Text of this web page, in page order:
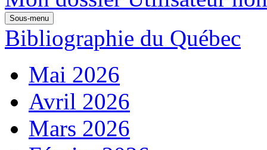
Sous-menu
Bibliographie du Québec
Mai 2026
Avril 2026
Mars 2026